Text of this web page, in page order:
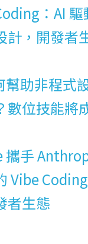
：AI
計，開發者
幫助非程式
數位技能將
攜手
Vibe
者生態